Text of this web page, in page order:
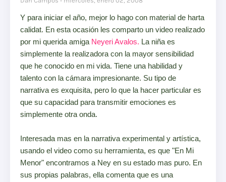
Y para iniciar el año, mejor lo hago con material de harta
calidat. En esta ocasión les comparto un video realizado
por mi querida amiga Neyeri Avalos. La niña es
simplemente la realizadora con la mayor sensibilidad
que he conocido en mi vida. Tiene una habilidad y
talento con la cámara impresionante. Su tipo de
narrativa es exquisita, pero lo que la hacer particular es
que su capacidad para transmitir emociones es
simplemente otra onda.
Interesada mas en la narrativa experimental y artística,
usando el video como su herramienta, es que "En Mi
Menor" encontramos a Ney en su estado mas puro. En
sus propias palabras, ella comenta que es una